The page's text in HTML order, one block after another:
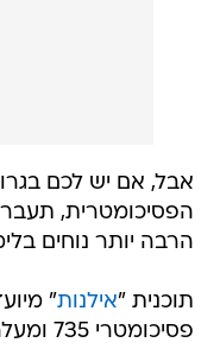
אבל, אם יש לכם
הפסיכומטרית,
הרבה יותר נוחים
תוכנית "אילנות"